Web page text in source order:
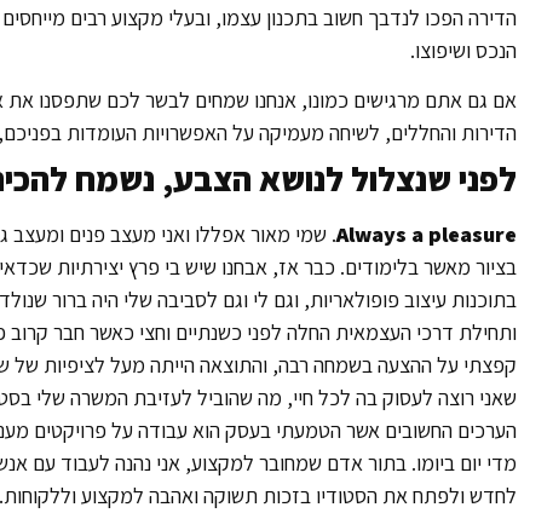
הדירה הפכו לנדבך חשוב בתכנון עצמו, ובעלי מקצוע רבים
הנכס ושיפוצו.
אם גם אתם מרגישים כמונו, אנחנו שמחים לבשר לכם שתפסנו
הדירות והחללים, לשיחה מעמיקה על האפשרויות העומדות
לפני שנצלול לנושא הצבע, נשמח
Always a pleasure. שמי מאור אפללו ואני מעצב פנים ומעצב
בציור מאשר בלימודים. כבר אז, אבחנו שיש בי פרץ יצירתיות
בתוכנות עיצוב פופולאריות, וגם לי וגם לסביבה שלי היה ברור
ותחילת דרכי העצמאית החלה לפני כשנתיים וחצי כאשר חבר קרוב
קפצתי על ההצעה בשמחה רבה, והתוצאה הייתה מעל לציפיות של
שאני רוצה לעסוק בה לכל חיי, מה שהוביל לעזיבת המשרה שלי
הערכים החשובים אשר הטמעתי בעסק הוא עבודה על פרויקטים
מדי יום ביומו. בתור אדם שמחובר למקצוע, אני נהנה לעבוד עם
לחדש ולפתח את הסטודיו בזכות תשוקה ואהבה למקצוע וללקוחות.